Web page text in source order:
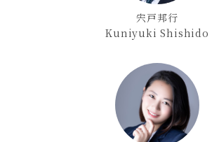
宍戸邦行
Kuniyuki Shishido